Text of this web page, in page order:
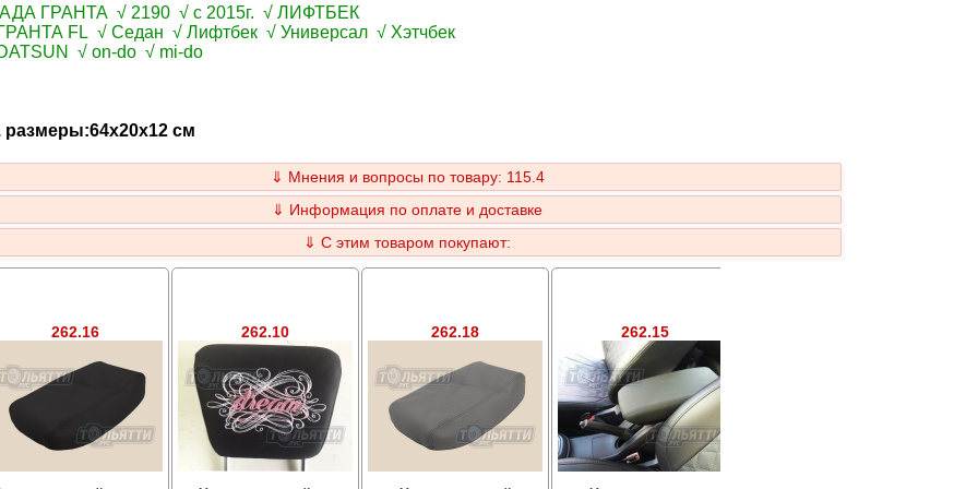
ГРАНТА √ 2190 √ c 2015г. √ ЛИФТБЕК
FL √ Седан √ Лифтбек √ Универсал √ Хэтчбек
√ on-do √ mi-do
размеры:64x20x12 см
⇓ Мнения и вопросы по товару: 115.4
⇓ Информация по оплате и доставке
⇓ С этим товаром покупают:
262.16 262.10 262.18 262.15